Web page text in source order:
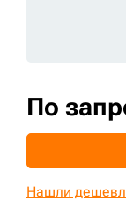
По
Нашли
+7 (499)